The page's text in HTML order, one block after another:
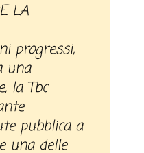
progressi,
una
la Tbc
pubblica a
una delle